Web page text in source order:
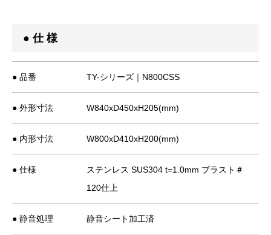
● 仕 様
● 品番 TY-シリーズ｜N800CSS
● 外形寸法 W840xD450xH205(mm)
● 内形寸法 W800xD410xH200(mm)
● 仕様
ステンレス SUS304 t=1.0mm ブラスト＃
120仕上
● 静音処理 静音シート加工済